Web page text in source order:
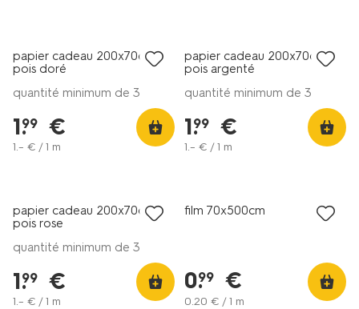
papier cadeau 200x70cm
pois doré
quantité minimum de 3
1.
99 €
1.– € / 1 m
papier cadeau 200x70cm
pois argenté
quantité minimum de 3
1.
99 €
1.– € / 1 m
papier cadeau 200x70cm
pois rose
quantité minimum de 3
1.
99 €
1.– € / 1 m
film 70x500cm
0.
99 €
0.20 € / 1 m